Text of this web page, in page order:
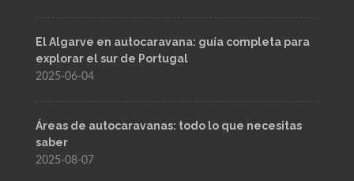
El Algarve en autocaravana: guía completa para
explorar el sur de Portugal
2025-06-04
Áreas de autocaravanas: todo lo que necesitas
saber
2025-08-07